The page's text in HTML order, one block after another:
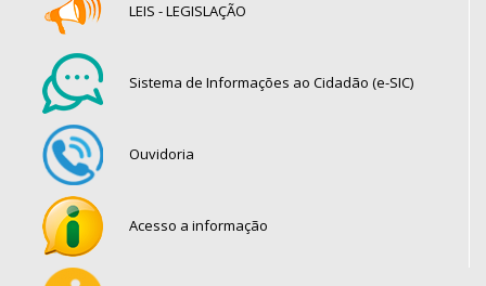
LEIS - LEGISLAÇÃO
Sistema de Informações ao Cidadão (e-SIC)
Ouvidoria
Acesso a informação